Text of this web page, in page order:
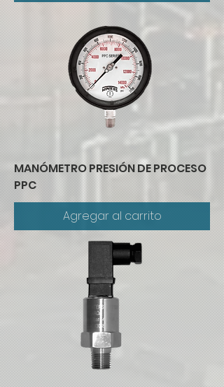
MANÓMETRO PRESIÓN DE PROCESO
PPC
Agregar al carrito